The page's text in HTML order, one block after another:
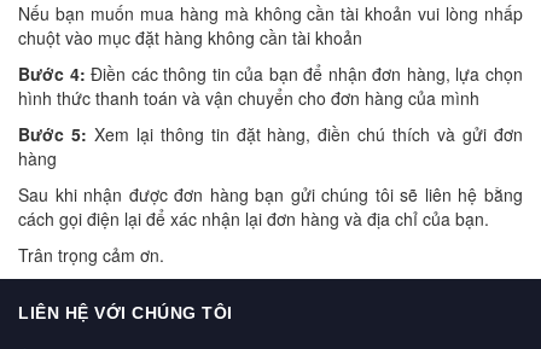
Nếu bạn muốn mua hàng mà không cần tài khoản vui lòng nhấp
chuột vào mục đặt hàng không cần tài khoản
Bước 4: Điền các thông tin của bạn để nhận đơn hàng, lựa chọn
hình thức thanh toán và vận chuyển cho đơn hàng của mình
Bước 5: Xem lại thông tin đặt hàng, điền chú thích và gửi đơn
hàng
Sau khi nhận được đơn hàng bạn gửi chúng tôi sẽ liên hệ bằng
cách gọi điện lại để xác nhận lại đơn hàng và địa chỉ của bạn.
Trân trọng cảm ơn.
LIÊN HỆ VỚI CHÚNG TÔI